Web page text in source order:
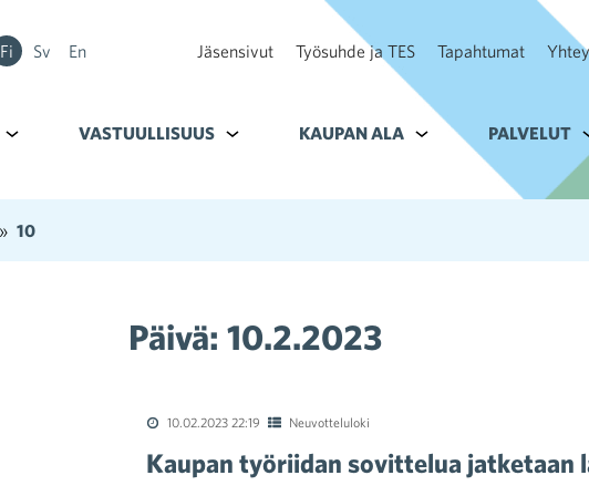
Fi Sv En Jäsensivut Työsuhde ja TES Tapahtumat
Alavalikko kohteelle Tavoitteet
VASTUULLISUUS Alavalikko kohteelle Vastuullisuus
KAUPAN ALA Alavalikko kohteelle
PALVELUT
10
Päivä: 10.2.2023
10.02.2023 22:19 Neuvotteluloki
Kaupan työriidan sovittelua jatketaan